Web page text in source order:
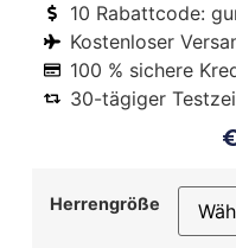
10 Rabattcode:
Kostenloser
100 % sichere
30-tägiger
Herrengröße